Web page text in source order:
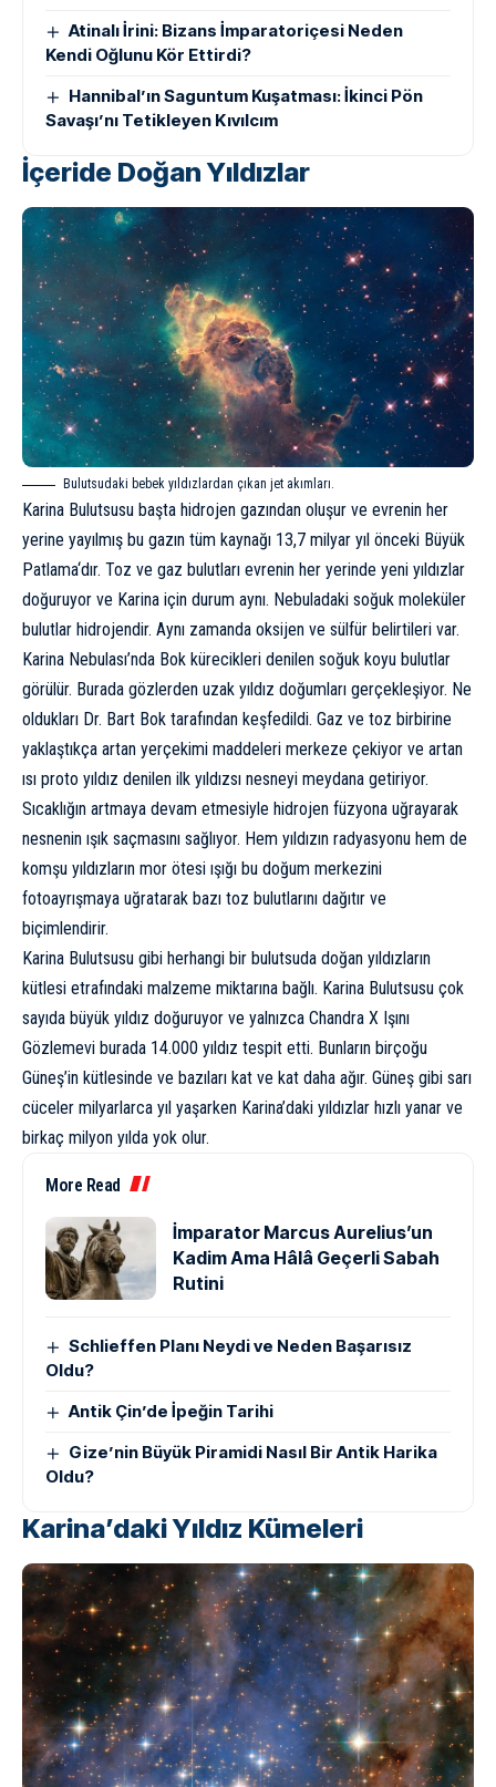
Atinalı İrini: Bizans İmparatoriçesi Neden
Kendi Oğlunu Kör Ettirdi?
Hannibal’ın Saguntum Kuşatması: İkinci Pön
Savaşı’nı Tetikleyen Kıvılcım
İçeride Doğan Yıldızlar
Bulutsudaki bebek yıldızlardan çıkan jet akımları.
Karina Bulutsusu başta hidrojen gazından oluşur ve evrenin her
yerine yayılmış bu gazın tüm kaynağı 13,7 milyar yıl önceki Büyük
Patlama‘dır. Toz ve gaz bulutları evrenin her yerinde yeni yıldızlar
doğuruyor ve Karina için durum aynı. Nebuladaki soğuk moleküler
bulutlar hidrojendir. Aynı zamanda oksijen ve sülfür belirtileri var.
Karina Nebulası’nda Bok kürecikleri denilen soğuk koyu bulutlar
görülür. Burada gözlerden uzak yıldız doğumları gerçekleşiyor. Ne
oldukları Dr. Bart Bok tarafından keşfedildi. Gaz ve toz birbirine
yaklaştıkça artan yerçekimi maddeleri merkeze çekiyor ve artan
ısı proto yıldız denilen ilk yıldızsı nesneyi meydana getiriyor.
Sıcaklığın artmaya devam etmesiyle hidrojen füzyona uğrayarak
nesnenin ışık saçmasını sağlıyor. Hem yıldızın radyasyonu hem de
komşu yıldızların mor ötesi ışığı bu doğum merkezini
fotoayrışmaya uğratarak bazı toz bulutlarını dağıtır ve
biçimlendirir.
Karina Bulutsusu gibi herhangi bir bulutsuda doğan yıldızların
kütlesi etrafındaki malzeme miktarına bağlı. Karina Bulutsusu çok
sayıda büyük yıldız doğuruyor ve yalnızca Chandra X Işını
Gözlemevi burada 14.000 yıldız tespit etti. Bunların birçoğu
Güneş’in kütlesinde ve bazıları kat ve kat daha ağır. Güneş gibi sarı
cüceler milyarlarca yıl yaşarken Karina’daki yıldızlar hızlı yanar ve
birkaç milyon yılda yok olur.
More Read
İmparator Marcus Aurelius’un
Kadim Ama Hâlâ Geçerli Sabah
Rutini
Schlieffen Planı Neydi ve Neden Başarısız
Oldu?
Antik Çin’de İpeğin Tarihi
Gize’nin Büyük Piramidi Nasıl Bir Antik Harika
Oldu?
Karina’daki Yıldız Kümeleri